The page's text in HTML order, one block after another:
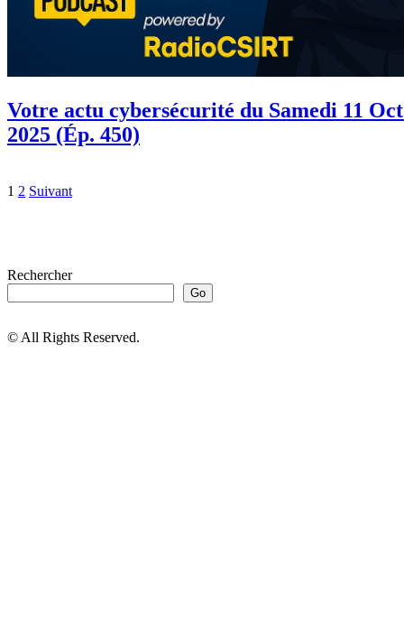
Votre actu cybersécurité du Samedi 11
2025 (Ép. 450)
1 2 Suivant
Rechercher
Go
© All Rights Reserved.